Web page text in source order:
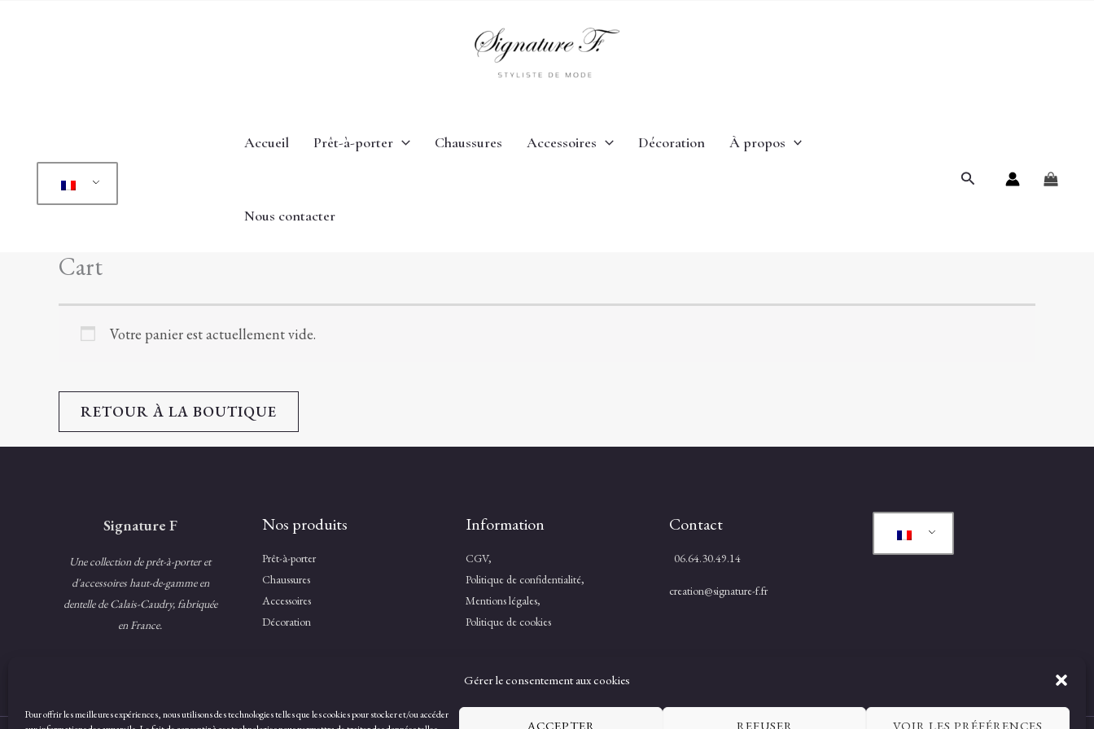
Gérer le consentement aux cookies
Pour offrir les meilleures expériences, nous utilisons des technologies telles que les cookies pour stocker et/ou accéder
ACCEPTER REFUSER VOIR LES PRÉFÉRENCES
Accueil Prêt-à-porter Chaussures Accessoires Décoration À propos
Nous contacter
Rechercher
Cart
Votre panier est actuellement vide.
RETOUR À LA BOUTIQUE
Signature F
Une collection de prêt-à-porter et
d'accessoires haut-de-gamme en
dentelle de Calais-Caudry, fabriquée
en France.
Nos produits
Prêt-à-porter
Chaussures
Accessoires
Décoration
Information
CGV,
Politique de confidentialité,
Mentions légales,
Politique de cookies
Contact
06.64.30.49.14
creation@signature-f.fr